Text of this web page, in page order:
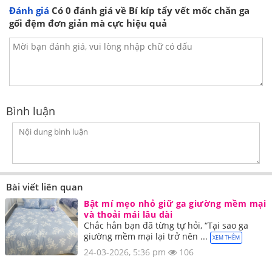
Đánh giá Có 0 đánh giá về Bí kíp tẩy vết mốc chăn ga
gối đệm đơn giản mà cực hiệu quả
Bình luận
Bài viết liên quan
Bật mí mẹo nhỏ giữ ga giường mềm mại
và thoải mái lâu dài
Chắc hẳn bạn đã từng tự hỏi, “Tại sao ga
giường mềm mại lại trở nên ...
XEM THÊM
24-03-2026, 5:36 pm
106